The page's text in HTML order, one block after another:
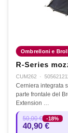
Ombrelloni e
R-Series
CUM262 ·
Cerniera integrata
parte frontale del
Extension …
50,00 € -18%
40,90 €